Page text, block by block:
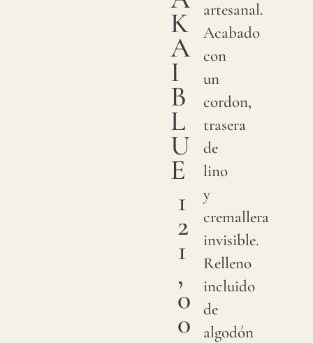
K
A
I
B
L
U
E
1
2
1
,
0
0
artesanal.
Acabado
con
un
cordon,
trasera
de
lino
y
cremallera
invisible.
Relleno
incluido
de
algodón